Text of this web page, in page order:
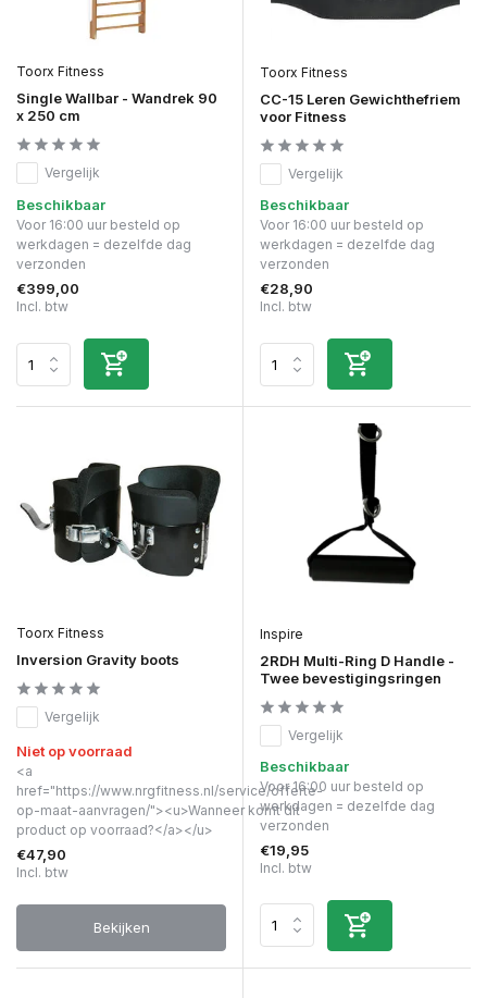
Toorx Fitness
Single Wallbar - Wandrek 90
x 250 cm
Vergelijk
Beschikbaar
Voor 16:00 uur besteld op
werkdagen = dezelfde dag
verzonden
€399,00
Incl. btw
Toorx Fitness
CC-15 Leren Gewichthefriem
voor Fitness
Vergelijk
Beschikbaar
Voor 16:00 uur besteld op
werkdagen = dezelfde dag
verzonden
€28,90
Incl. btw
Toorx Fitness
Inversion Gravity boots
Vergelijk
Niet op voorraad
<a
href="https://www.nrgfitness.nl/service/offerte-
op-maat-aanvragen/"><u>Wanneer komt dit
product op voorraad?</a></u>
€47,90
Incl. btw
Bekijken
Inspire
2RDH Multi-Ring D Handle -
Twee bevestigingsringen
Vergelijk
Beschikbaar
Voor 16:00 uur besteld op
werkdagen = dezelfde dag
verzonden
€19,95
Incl. btw